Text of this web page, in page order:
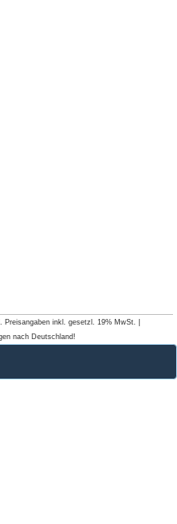
inkl. gesetzl. 19% MwSt. |
nach Deutschland!